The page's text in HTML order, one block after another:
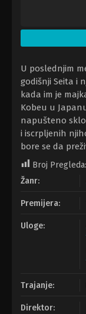
U poslednjim
godišnji Seita i
kada im je
Kobeu u
napušteno
i iscrpljenih
bore se da
Broj Pregleda:
Žanr:
Premijera:
Uloge:
Trajanje:
Direktor: